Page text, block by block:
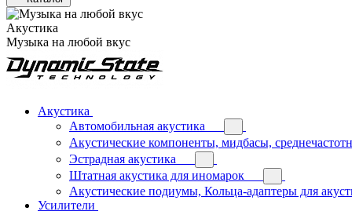
Акустика
Музыка на любой вкус
Акустика
Автомобильная акустика
Акустические компоненты, мидбасы,
Эстрадная акустика
Штатная акустика для иномарок
Акустические подиумы, Кольца-адаптеры для
Усилители